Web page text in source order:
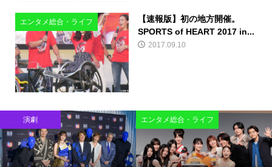
エンタメ総合・ライフ
【速報版】初の地方開催。
SPORTS of HEART 2017 in...
2017.09.10
演劇 エンタメ総合・ライフ